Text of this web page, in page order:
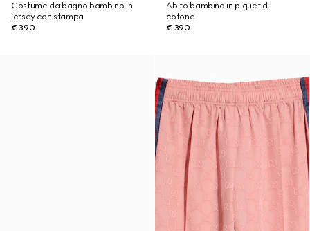
Costume da bagno bambino in
jersey con stampa
€ 390
Abito bambino in piquet di
cotone
€ 390